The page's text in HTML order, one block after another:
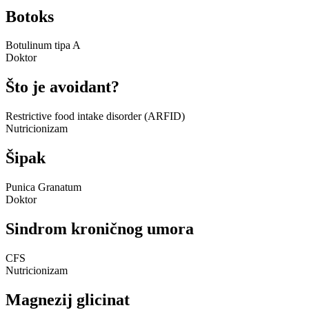
Botoks
Botulinum tipa A
Doktor
Što je avoidant?
Restrictive food intake disorder (ARFID)
Nutricionizam
Šipak
Punica Granatum
Doktor
Sindrom kroničnog umora
CFS
Nutricionizam
Magnezij glicinat